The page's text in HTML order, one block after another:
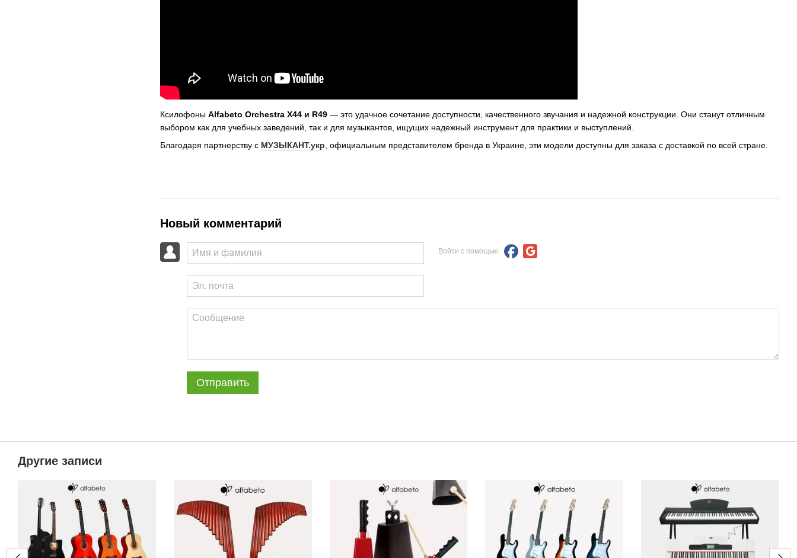
Ксилофоны Alfabeto Orchestra X44 и R49 — это удачное сочетание доступности, качественного звучания и надежной конструкции. Они станут отличным
выбором как для учебных заведений, так и для музыкантов, ищущих надежный инструмент для практики и выступлений.
Благодаря партнерству с МУЗЫКАНТ.укр, официальным представителем бренда в Украине, эти модели доступны для заказа с доставкой по всей стране.
Новый комментарий
Войти с помощью
Отправить
Другие записи